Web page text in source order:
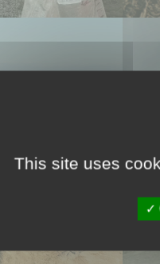
This site uses